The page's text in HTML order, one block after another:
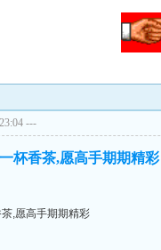
---
杯香茶,愿高手期期精彩
,愿高手期期精彩